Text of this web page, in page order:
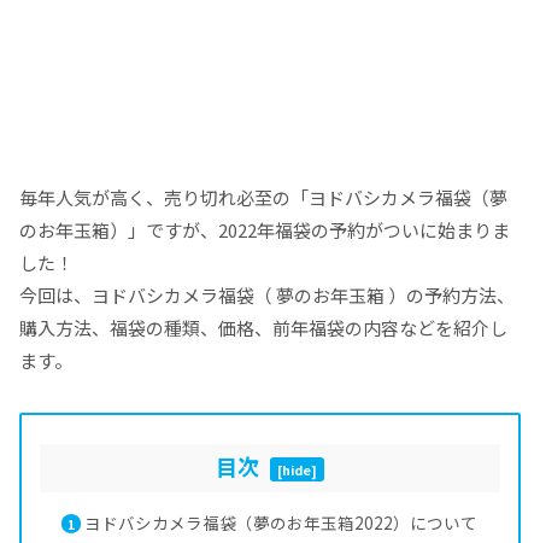
毎年人気が高く、売り切れ必至の「ヨドバシカメラ福袋（夢
のお年玉箱）」ですが、2022年福袋の予約がついに始まりま
した！
今回は、ヨドバシカメラ福袋（ 夢のお年玉箱 ）の予約方法、
購入方法、福袋の種類、価格、前年福袋の内容などを紹介し
ます。
目次 [hide]
1 ヨドバシカメラ福袋（夢のお年玉箱2022）について